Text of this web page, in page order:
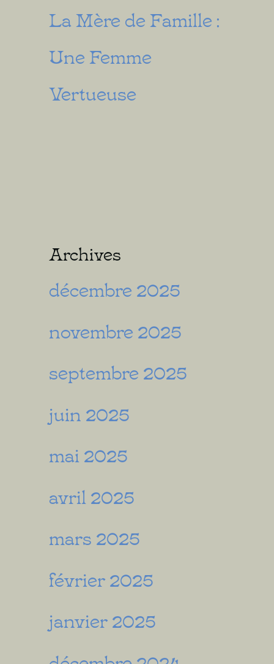
La Mère de Famille :
Une Femme
Vertueuse
Archives
décembre 2025
novembre 2025
septembre 2025
juin 2025
mai 2025
avril 2025
mars 2025
février 2025
janvier 2025